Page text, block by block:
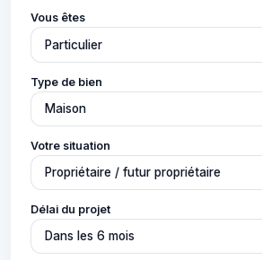
Vous êtes
Type de bien
Votre situation
Délai du projet